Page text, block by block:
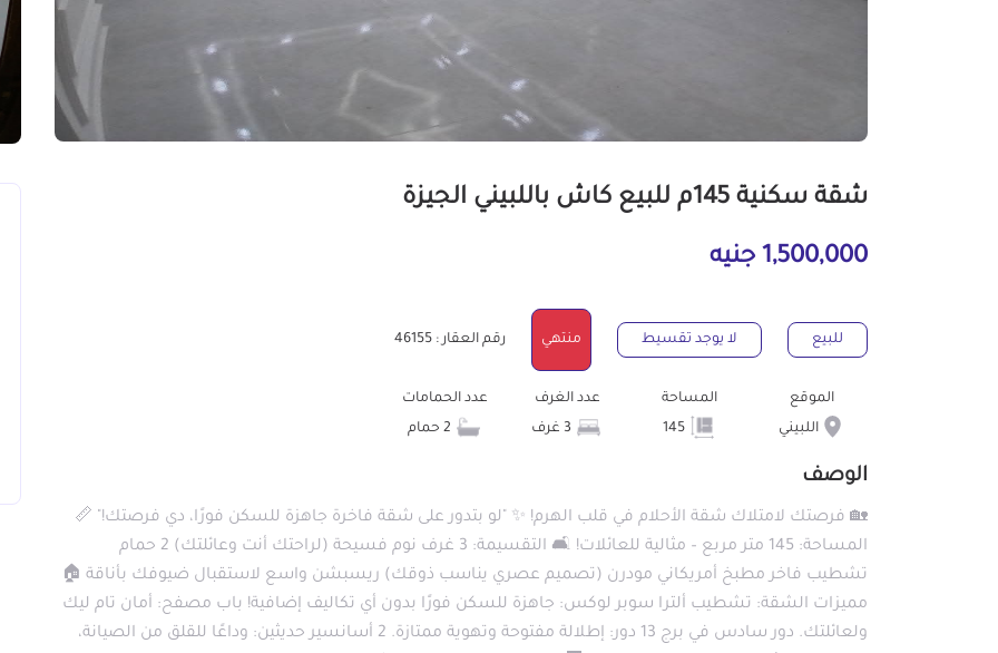
شقة سكنية 145م للبيع كاش باللبيني الجيزة
1,500,000 جنيه
للبيع لا يوجد تقسيط منتهي رقم العقار : 46155
الموقع
اللبيني
المساحة
عدد الغرف
عدد الحمامات
الوصف
🏡 فرصتك لامتلاك شقة الأحلام في قلب الهرم! ✨ "لو بتدور على شقة فاخرة جاهزة للسكن فورًا، دي فرصتك!" 📏
المساحة: 145 متر مربع – مثالية للعائلات! 🛋 التقسيمة: 3 غرف نوم فسيحة (لراحتك أنت وعائلتك) 2 حمام
تشطيب فاخر مطبخ أمريكاني مودرن (تصميم عصري يناسب ذوقك) ريسبشن واسع لاستقبال ضيوفك بأناقة 🏠
مميزات الشقة: تشطيب ألترا سوبر لوكس: جاهزة للسكن فورًا بدون أي تكاليف إضافية! باب مصفح: أمان تام ليك
ولعائلتك. دور سادس في برج 13 دور: إطلالة مفتوحة وتهوية ممتازة. 2 أسانسير حديثين: وداعًا للقلق من الصيانة،